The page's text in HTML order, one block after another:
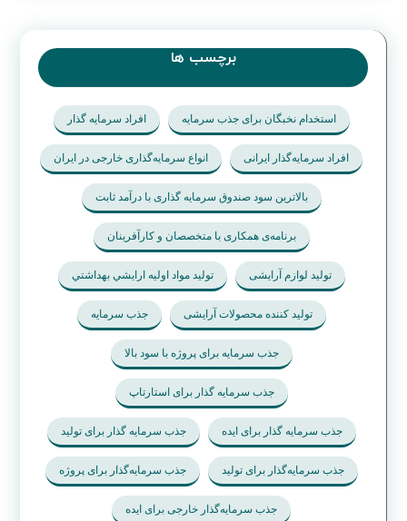
فرستادن دیدگاه
برچسب ها
استخدام نخبگان برای جذب سرمایه افراد سرمایه گذار
افراد سرمایه‌گذار ایرانی انواع سرمایه‌گذاری خارجی در ایران
بالاترین سود صندوق سرمایه گذاری با درآمد ثابت
برنامه‌ی همکاری با متخصصان و کارآفرینان
تولید لوازم آرایشی تولید مواد اوليه ارايشي بهداشتي
تولید کننده محصولات آرایشی جذب سرمایه
جذب سرمایه برای پروژه با سود بالا